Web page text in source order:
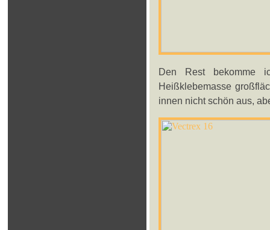
Den Rest bekomme
Heißklebemasse
innen nicht schön aus,